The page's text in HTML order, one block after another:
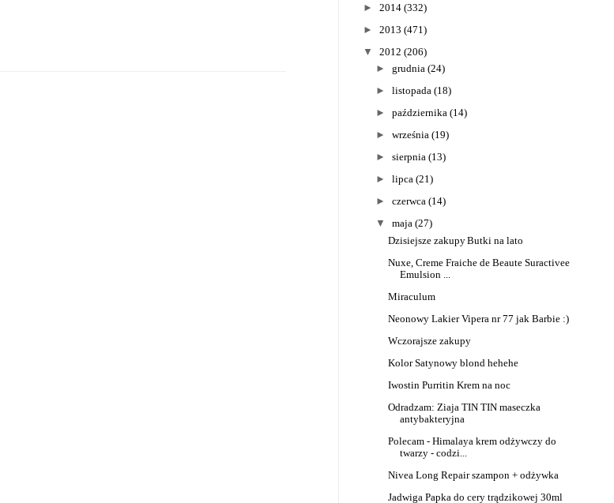
► 2014 (332)
► 2013 (471)
▼
2012 (206)
► grudnia (24)
► listopada (18)
► października (14)
► września (19)
► sierpnia (13)
► lipca (21)
► czerwca (14)
▼
maja (27)
Dzisiejsze zakupyButki na lato
Nuxe, Creme Fraiche de Beaute Suractivee
Emulsion ...
Miraculum
Neonowy Lakier Vipera nr 77 jak Barbie :)
Wczorajsze zakupy
Kolor Satynowy blond hehehe
Iwostin Purritin Krem na noc
Odradzam: Ziaja TIN TIN maseczka
antybakteryjna
Polecam - Himalaya krem odżywczy do
twarzy - codzi...
Nivea Long Repair szampon + odżywka
Jadwiga Papka do cery trądzikowej 30ml